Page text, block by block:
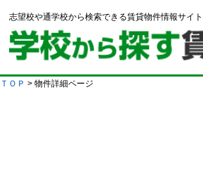
志望校や通学校から検索できる賃貸物件情報サイト
ＴＯＰ > 物件詳細ページ